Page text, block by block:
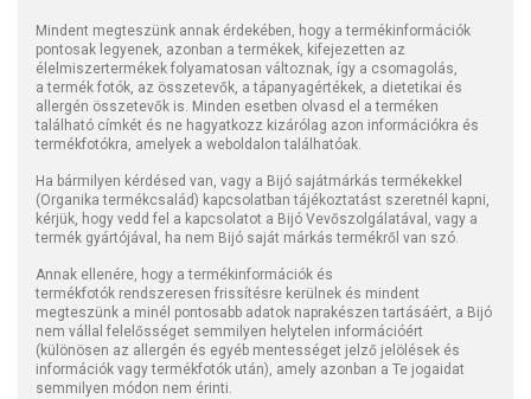
Mindent megteszünk annak érdekében, hogy a termékinformációk
pontosak legyenek, azonban a termékek, kifejezetten az
élelmiszertermékek folyamatosan változnak, így a csomagolás,
a termék fotók, az összetevők, a tápanyagértékek, a dietetikai és
allergén összetevők is. Minden esetben olvasd el a terméken
található címkét és ne hagyatkozz kizárólag azon információkra és
termékfotókra, amelyek a weboldalon találhatóak.
Ha bármilyen kérdésed van, vagy a Bijó sajátmárkás termékekkel
(Organika termékcsalád) kapcsolatban tájékoztatást szeretnél kapni,
kérjük, hogy vedd fel a kapcsolatot a Bijó Vevőszolgálatával, vagy a
termék gyártójával, ha nem Bijó saját márkás termékről van szó.
Annak ellenére, hogy a termékinformációk és
termékfotók rendszeresen frissítésre kerülnek és mindent
megteszünk a minél pontosabb adatok naprakészen tartásáért, a Bijó
nem vállal felelősséget semmilyen helytelen információért
(különösen az allergén és egyéb mentességet jelző jelölések és
információk vagy termékfotók után), amely azonban a Te jogaidat
semmilyen módon nem érinti.